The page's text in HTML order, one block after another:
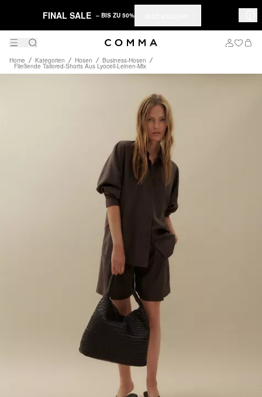
FINAL SALE – BIS ZU 50%
Home Kategorien Hosen Business-Hosen
Fließende Tailored-Shorts Aus Lyocell-Leinen-Mix